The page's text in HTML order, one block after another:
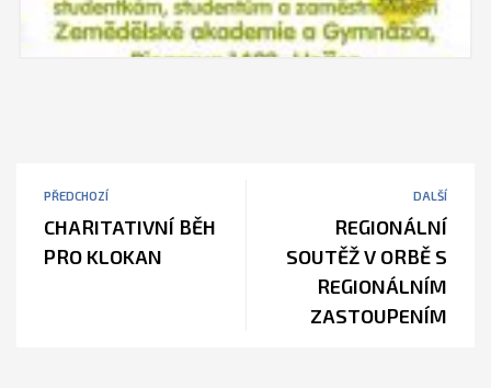
PŘEDCHOZÍ
CHARITATIVNÍ BĚH
PRO KLOKAN
DALŠÍ
REGIONÁLNÍ
SOUTĚŽ V ORBĚ S
REGIONÁLNÍM
ZASTOUPENÍM